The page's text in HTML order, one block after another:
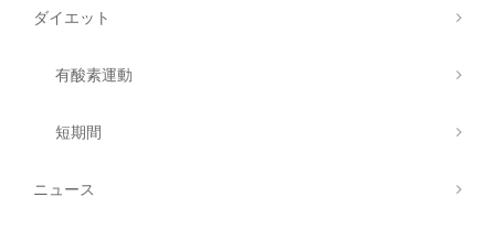
ダイエット
有酸素運動
短期間
ニュース